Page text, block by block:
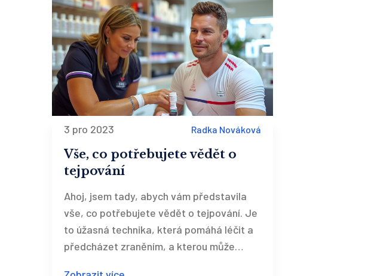
3 pro 2023 Radka Nováková
Vše, co potřebujete vědět o
tejpování
Ahoj, jsem tady, abych vám představila
vše, co potřebujete vědět o tejpování. Je
to úžasná technika, která pomáhá léčit a
předcházet zraněním, a kterou může